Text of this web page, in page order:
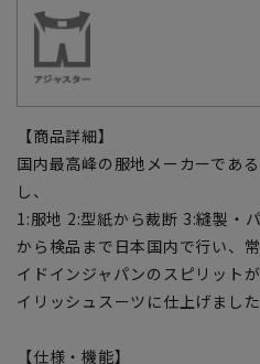
【商品詳細】
国内最高峰の服地メーカーであ
し、
1:服地 2:型紙から裁断 3:縫製・
から検品まで日本国内で行い、
イドインジャパンのスピリット
イリッシュスーツに仕上げました
【仕様・機能】